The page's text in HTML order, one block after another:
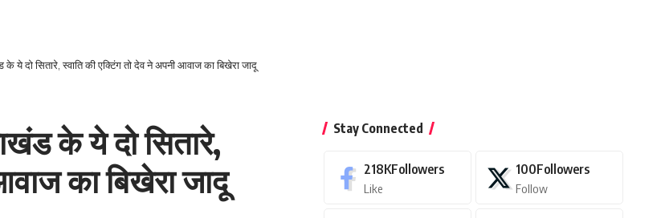
ये दो सितारे, स्वाति की एक्टिंग तो देव ने अपनी आवाज का बिखेरा जादू
के ये दो सितारे,
का बिखेरा जादू
Stay Connected
218KFollowers
Like
100Followers
Follow